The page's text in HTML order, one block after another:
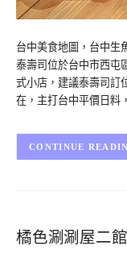
台中美食地圖，台中生
泰壽司位於台中市西屯
式小店，建議泰壽司訂
在，主打台中平價日料
CONTINUE
橘色涮涮屋二